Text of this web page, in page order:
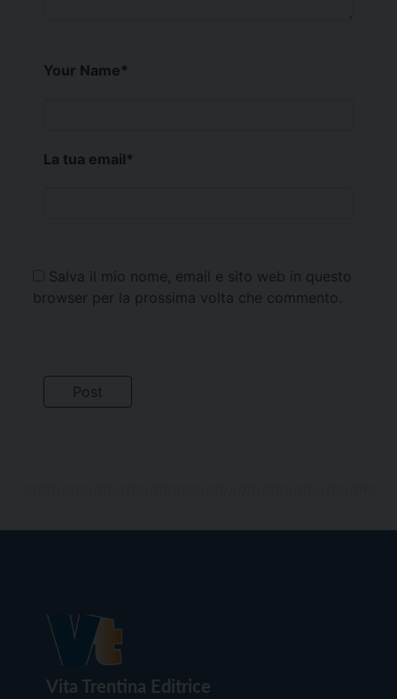
Your Name*
La tua email*
Salva il mio nome, email e sito web in questo
browser per la prossima volta che commento.
Vita Trentina Editrice